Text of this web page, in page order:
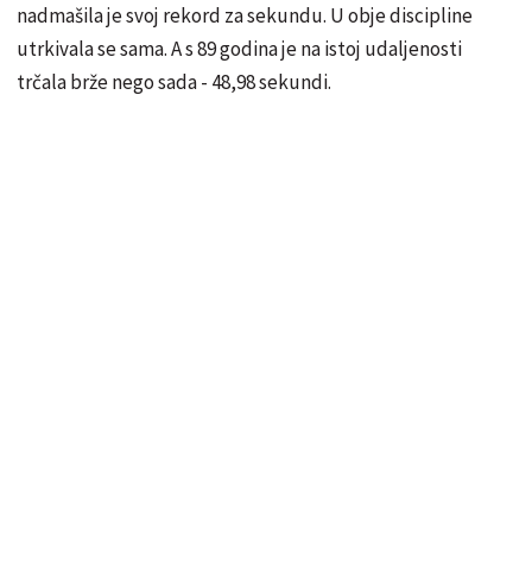
nadmašila je svoj rekord za sekundu. U obje discipline
utrkivala se sama. A s 89 godina je na istoj udaljenosti
trčala brže nego sada - 48,98 sekundi.